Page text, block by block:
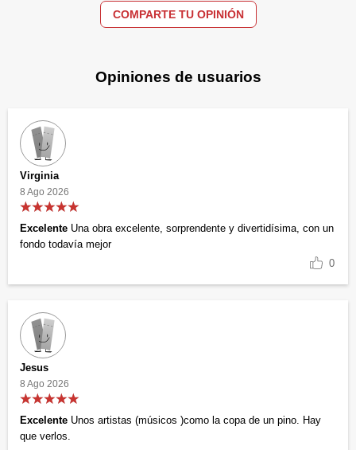
COMPARTE TU OPINIÓN
Opiniones de usuarios
Virginia
8 Ago 2026
Excelente Una obra excelente, sorprendente y divertidísima, con un
fondo todavía mejor
0
Jesus
8 Ago 2026
Excelente Unos artistas (músicos )como la copa de un pino. Hay
que verlos.